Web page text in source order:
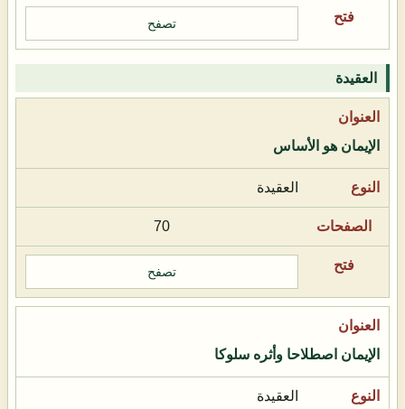
تصفح
العقيدة
الإيمان هو الأساس
العقيدة
70
تصفح
الإيمان اصطلاحا وأثره سلوكا
العقيدة